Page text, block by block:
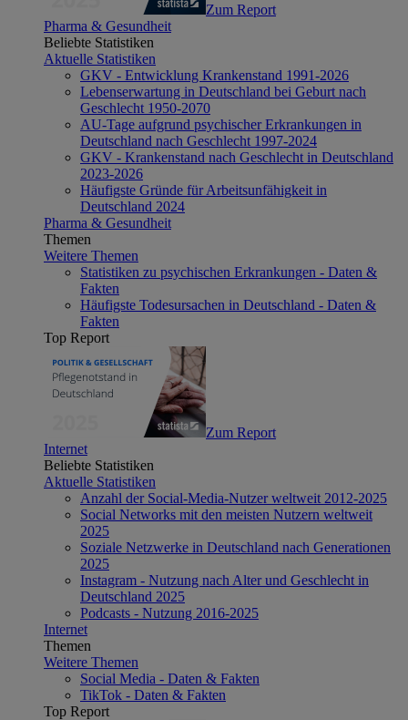
Zum Report
Pharma & Gesundheit
Beliebte Statistiken
Aktuelle Statistiken
GKV - Entwicklung Krankenstand 1991-2026
Lebenserwartung in Deutschland bei Geburt nach
Geschlecht 1950-2070
AU-Tage aufgrund psychischer Erkrankungen in
Deutschland nach Geschlecht 1997-2024
GKV - Krankenstand nach Geschlecht in Deutschland
2023-2026
Häufigste Gründe für Arbeitsunfähigkeit in
Deutschland 2024
Pharma & Gesundheit
Themen
Weitere Themen
Statistiken zu psychischen Erkrankungen - Daten &
Fakten
Häufigste Todesursachen in Deutschland - Daten &
Fakten
Top Report
Zum Report
Internet
Beliebte Statistiken
Aktuelle Statistiken
Anzahl der Social-Media-Nutzer weltweit 2012-2025
Social Networks mit den meisten Nutzern weltweit
2025
Soziale Netzwerke in Deutschland nach Generationen
2025
Instagram - Nutzung nach Alter und Geschlecht in
Deutschland 2025
Podcasts - Nutzung 2016-2025
Internet
Themen
Weitere Themen
Social Media - Daten & Fakten
TikTok - Daten & Fakten
Top Report